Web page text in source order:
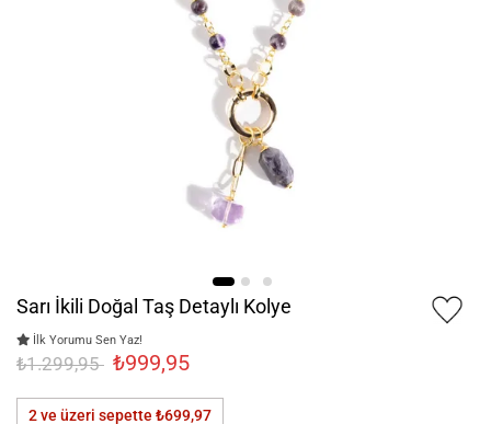
Sarı İkili Doğal Taş Detaylı Kolye
İlk Yorumu Sen Yaz!
₺1.299,95 ₺999,95
2 ve üzeri sepette ₺699,97